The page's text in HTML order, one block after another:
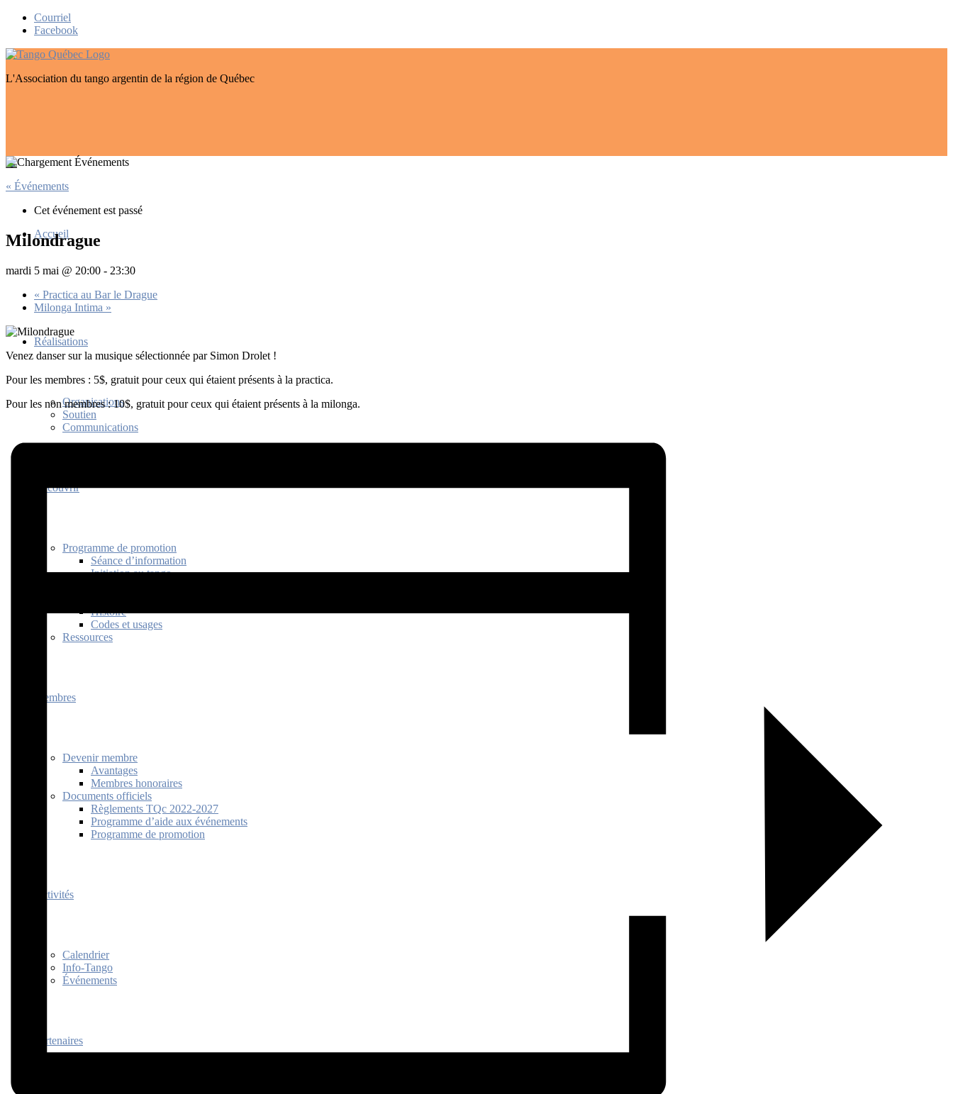
Skip
Courriel
Facebook
L'Association du tango argentin de la région de Québec
Accueil
Réalisations
Organisations
Soutien
Communications
Découvrir
Programme de promotion
Séance d’information
Initiation au tango
Histoire
Codes et usages
Ressources
Membres
Devenir membre
Avantages
Membres honoraires
Documents officiels
Règlements TQc 2022-2027
Programme d’aide aux événements
Programme de promotion
Activités
Calendrier
Info-Tango
Événements
Partenaires
« Événements
Cet événement est passé
Milondrague
mardi 5 mai @ 20:00 - 23:30
« Practica au Bar le Drague
Milonga Intima »
Venez danser sur la musique sélectionnée par Simon Drolet !
Pour les membres : 5$, gratuit pour ceux qui étaient présents à la practica.
Pour les non membres : 10$, gratuit pour ceux qui étaient présents à la milonga.